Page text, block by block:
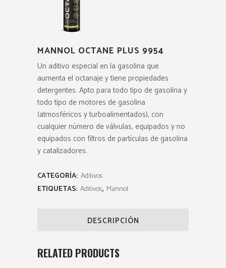
MANNOL OCTANE PLUS 9954
Un aditivo especial en la gasolina que
aumenta el octanaje y tiene propiedades
detergentes. Apto para todo tipo de gasolina y
todo tipo de motores de gasolina
(atmosféricos y turboalimentados), con
cualquier número de válvulas, equipados y no
equipados con filtros de partículas de gasolina
y catalizadores.
CATEGORÍA: Aditivos
ETIQUETAS: Aditivos, Mannol
DESCRIPCIÓN
RELATED PRODUCTS